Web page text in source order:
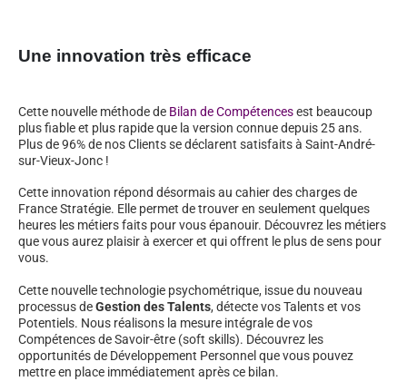
Une innovation très efficace
Cette nouvelle méthode de Bilan de Compétencesest beaucoup
plus fiable et plus rapide que la version connue depuis 25 ans.
Plus de 96% de nos Clients se déclarent satisfaits à Saint-André-
sur-Vieux-Jonc !
Cette innovation répond désormais au cahier des charges de
France Stratégie. Elle permet de trouver en seulement quelques
heures les métiers faits pour vous épanouir. Découvrez les métiers
que vous aurez plaisir à exercer et qui offrent le plus de sens pour
vous.
Cette nouvelle technologie psychométrique, issue du nouveau
processus deGestion des Talents, détecte vos Talents et vos
Potentiels. Nous réalisons la mesure intégrale de vos
Compétences de Savoir-être (soft skills). Découvrez les
opportunités de Développement Personnel que vous pouvez
mettre en place immédiatement après ce bilan.